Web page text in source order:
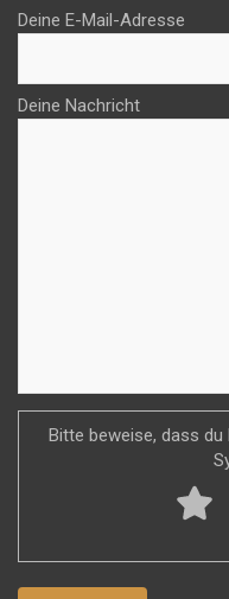
Deine E-Mail-Adresse
Deine Nachricht
Bitte beweise, dass